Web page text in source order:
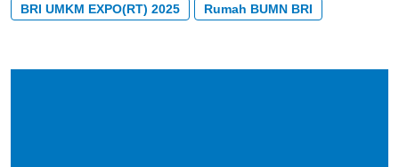
BRI UMKM EXPO(RT) 2025
Rumah BUMN BRI